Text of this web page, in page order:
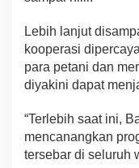
Lebih lanjut
kooperasi
para petani dan
diyakini dapat
“Terlebih saat ini,
mencanangkan
tersebar di seluruh